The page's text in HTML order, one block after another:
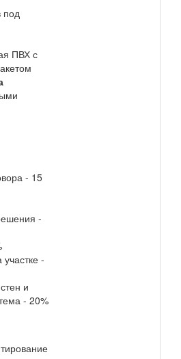
под
ПВХ с
- 15
-
-
и
- 20%